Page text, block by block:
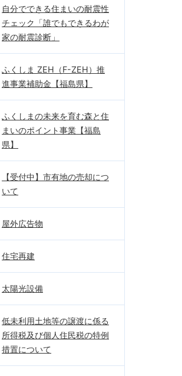
自分でできる住まいの耐震性
チェック「誰でもできるわが
家の耐震診断」
ふくしま ZEH（F-ZEH）推
進事業補助金【福島県】
ふくしまの未来を育む森と住
まいのポイント事業【福島
県】
【受付中】市有地の売却につ
いて
屋外広告物
住宅再建
太陽光設備
低未利用土地等の譲渡に係る
所得税及び個人住民税の特例
措置について